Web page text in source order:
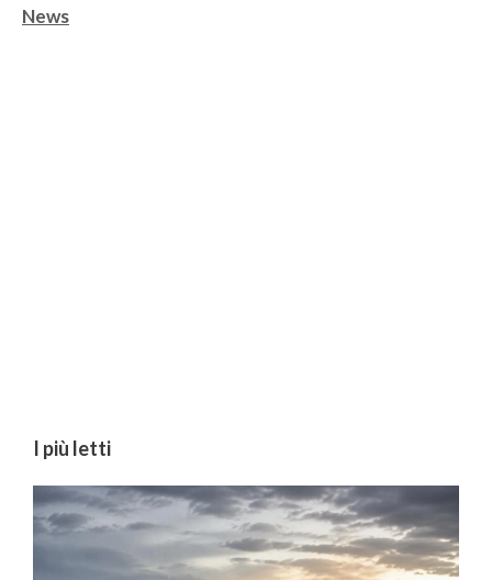
Categorie
News
I più letti